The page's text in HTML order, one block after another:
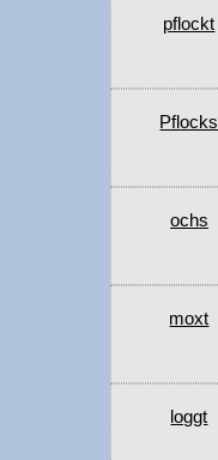
pflockt
Pflocks
ochs
moxt
loggt